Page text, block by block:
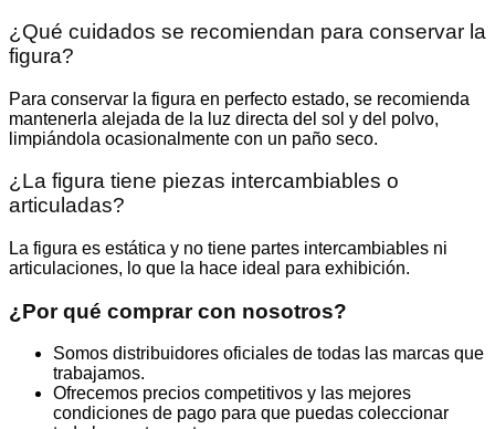
¿Qué cuidados se recomiendan para conservar la
figura?
Para conservar la figura en perfecto estado, se recomienda
mantenerla alejada de la luz directa del sol y del polvo,
limpiándola ocasionalmente con un paño seco.
¿La figura tiene piezas intercambiables o
articuladas?
La figura es estática y no tiene partes intercambiables ni
articulaciones, lo que la hace ideal para exhibición.
¿Por qué comprar con nosotros?
Somos distribuidores oficiales de todas las marcas que
trabajamos.
Ofrecemos precios competitivos y las mejores
condiciones de pago para que puedas coleccionar